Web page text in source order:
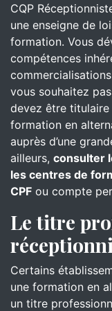
CQP
une enseigne de
formation. Vous
compétences
vous souhaitez
devez être titulaire
formation en
auprès d’une
ailleurs, consulter
les centres de
CPF ou compte
Le titre
Certains
une formation en
un titre